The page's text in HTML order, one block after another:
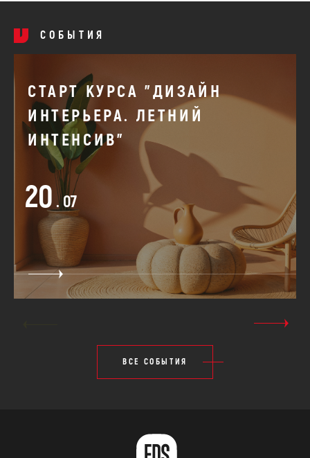
СОБЫТИЯ
СТАРТ КУРСА "ДИЗАЙН
ИНТЕРЬЕРА. ЛЕТНИЙ
ИНТЕНСИВ"
20 . 07
ВСЕ СОБЫТИЯ